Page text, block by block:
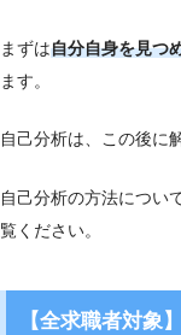
まずは自分自身を見つ
ます。
自己分析は、この後に
自己分析の方法につい
覧ください。
【全求職者対象